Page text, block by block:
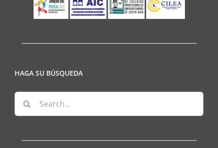
HAGA SU BÚSQUEDA
Search
for: